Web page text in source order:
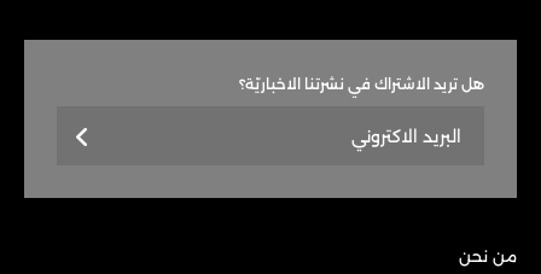
هل تريد الاشتراك في نشرتنا الاخباريّة؟
من نحن